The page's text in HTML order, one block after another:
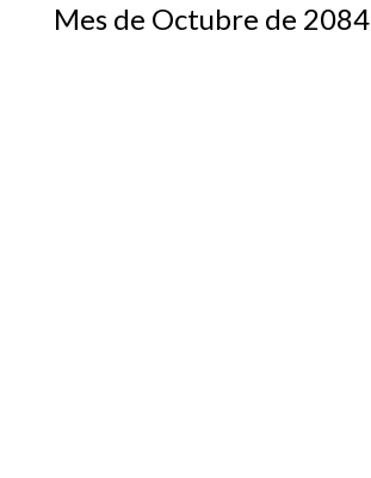
Mes de Octubre de 2084